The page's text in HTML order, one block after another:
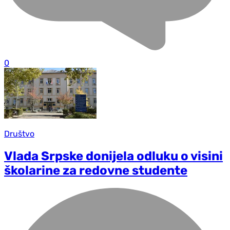
0
Društvo
Vlada Srpske donijela odluku o visini
školarine za redovne studente